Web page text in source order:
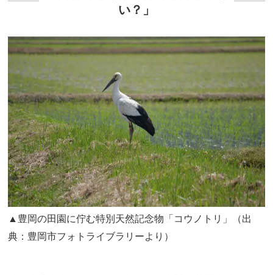
い？」
▲豊岡の田園に佇む特別天然記念物「コウノトリ」（出
典：豊岡市フォトライブラリーより）